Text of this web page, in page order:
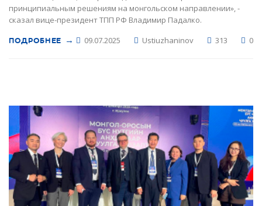
принципиальным решениям на монгольском направлении», -
сказал вице-президент ТПП РФ Владимир Падалко.
ПОДРОБНЕЕ → 09.07.2025 Ustiuzhaninov 313 0